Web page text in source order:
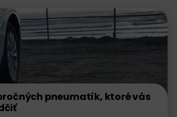
pneumatík, ktoré vás